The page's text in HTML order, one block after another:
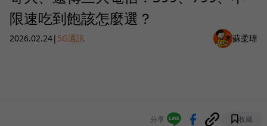
限速吃到飽該怎麼選？
2026.02.24| 5G通訊 蘇柔瑋
分享 收藏